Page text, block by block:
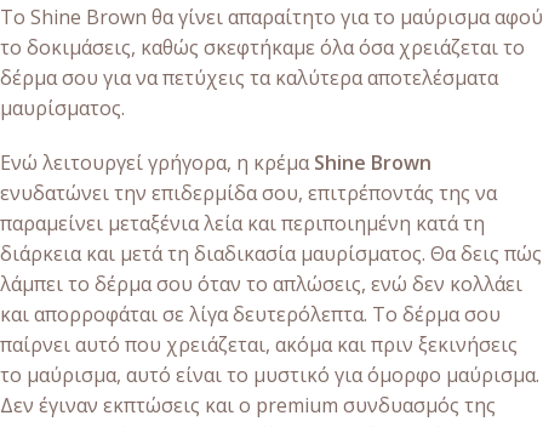
Το Shine Brown θα γίνει απαραίτητο για το μαύρισμα αφού
το δοκιμάσεις, καθώς σκεφτήκαμε όλα όσα χρειάζεται το
δέρμα σου για να πετύχεις τα καλύτερα αποτελέσματα
μαυρίσματος.
Ενώ λειτουργεί γρήγορα, η κρέμαShine Brown
ενυδατώνει την επιδερμίδα σου, επιτρέποντάς της να
παραμείνει μεταξένια λεία και περιποιημένη κατά τη
διάρκεια και μετά τη διαδικασία μαυρίσματος. Θα δεις πώς
λάμπει το δέρμα σου όταν το απλώσεις, ενώ δεν κολλάει
και απορροφάται σε λίγα δευτερόλεπτα. Το δέρμα σου
παίρνει αυτό που χρειάζεται, ακόμα και πριν ξεκινήσεις
το μαύρισμα, αυτό είναι το μυστικό για όμορφο μαύρισμα.
Δεν έγιναν εκπτώσεις και ο premium συνδυασμός της